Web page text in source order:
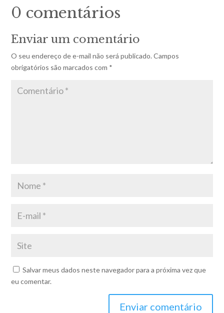
0 comentários
Enviar um comentário
O seu endereço de e-mail não será publicado. Campos
obrigatórios são marcados com *
Salvar meus dados neste navegador para a próxima vez que
eu comentar.
Enviar comentário